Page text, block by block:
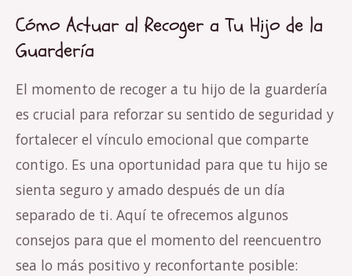
Cómo Actuar al Recoger a Tu Hijo de la
Guardería
El momento de recoger a tu hijo de la guardería
es crucial para reforzar su sentido de seguridad y
fortalecer el vínculo emocional que comparte
contigo. Es una oportunidad para que tu hijo se
sienta seguro y amado después de un día
separado de ti. Aquí te ofrecemos algunos
consejos para que el momento del reencuentro
sea lo más positivo y reconfortante posible: